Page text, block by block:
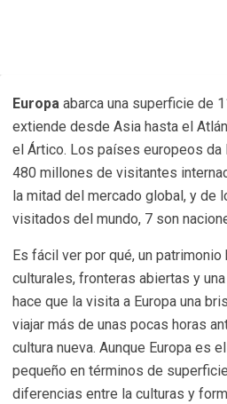
Europa abarca una superficie de
extiende desde Asia hasta el
el Ártico. Los países europeos da
480 millones de visitantes
la mitad del mercado global, y de
visitados del mundo, 7 son
Es fácil ver por qué, un
culturales, fronteras abiertas y
hace que la visita a Europa una
viajar más de unas pocas horas
cultura nueva. Aunque Europa es
pequeño en términos de
diferencias entre la culturas y